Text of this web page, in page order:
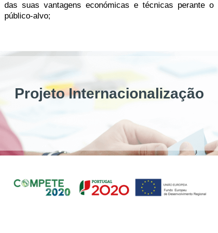
das suas vantagens económicas e técnicas perante o
público-alvo;
Projeto Internacionalização